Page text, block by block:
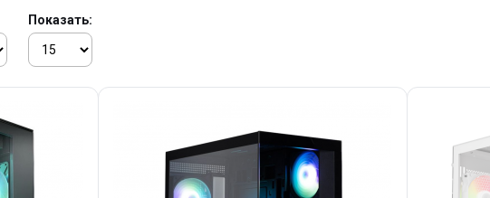
Показать: